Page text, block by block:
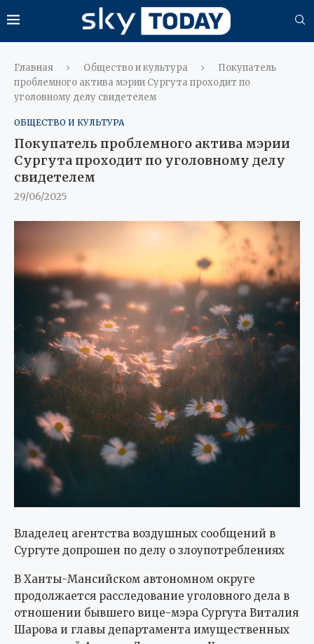
Главная Общество и культура
Покупатель
проблемного актива мэрии Сургута проходит по
уголовному делу свидетелем
ОБЩЕСТВО И КУЛЬТУРА
Покупатель проблемного актива мэрии
Сургута проходит по уголовному делу
свидетелем
29/06/2025
Владелец агентства воздушных сообщений в
Сургуте допрошен по делу о злоупотреблениях
В Ханты-Мансийском автономном округе
продолжается расследование уголовного дела в
отношении бывшего вице-мэра Сургута Виталия
Шарова и главы департамента имущественных